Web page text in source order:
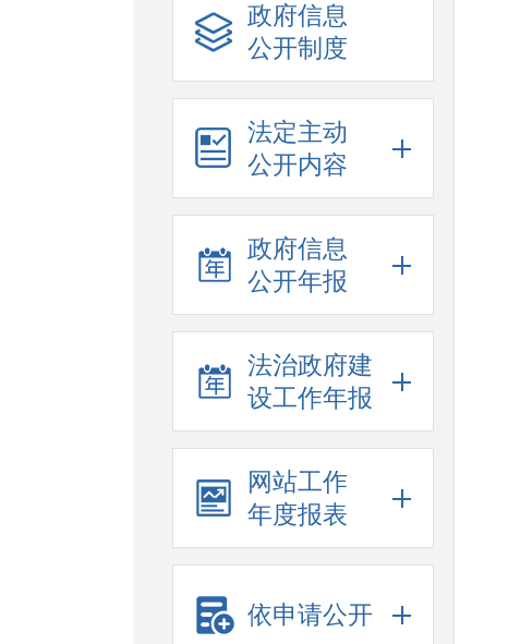
政府信息
公开制度
法定主动
公开内容
政府信息
公开年报
法治政府建
设工作年报
网站工作
年度报表
依申请公开